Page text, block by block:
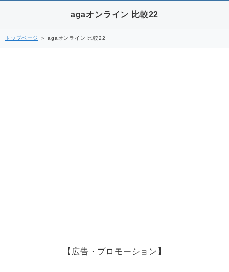
agaオンライン 比較22
トップページ ＞ agaオンライン 比較22
【広告・プロモーション】